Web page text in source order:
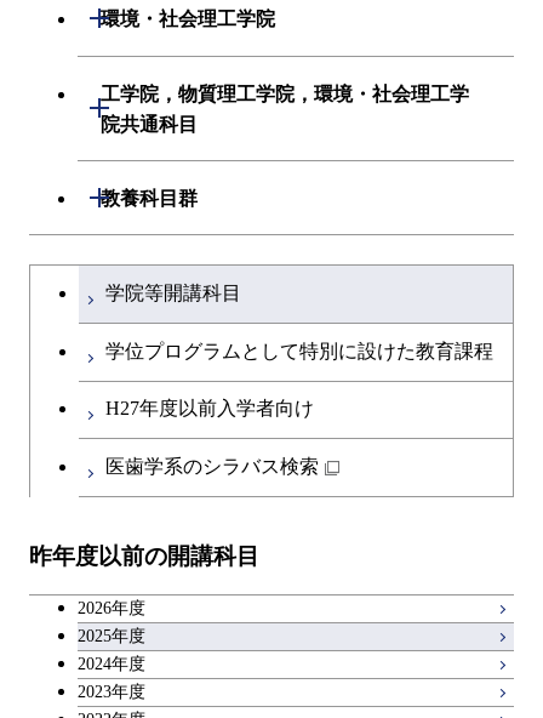
経営工学系
初年次専門科目
創造プロセス科目
共通専門科目
初年次専門科目
創造プロセス科目
共通専門科目
生命理工学系
創造プロセス科目
共通専門科目
環境・社会理工学院
開閉
建築学系
融合理工学系
初年次専門科目
共通専門科目
工学院，物質理工学院，環境・社会理工学
院共通科目
開閉
工学院，物質理工学院，環境・社会
教養科目群
開閉
文系教養科目
英語科目
第二外国語科目
アントレプレナーシップ科目
学士課程を切り替える
学院等開講科目
学位プログラムとして特別に設けた教育課程
H27年度以前入学者向け
医歯学系のシラバス検索
昨年度以前の開講科目
2026年度
2025年度
2024年度
2023年度